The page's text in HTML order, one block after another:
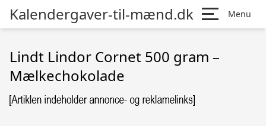
Kalendergaver-til-mænd.dk Menu
Lindt Lindor Cornet 500 gram –
Mælkechokolade